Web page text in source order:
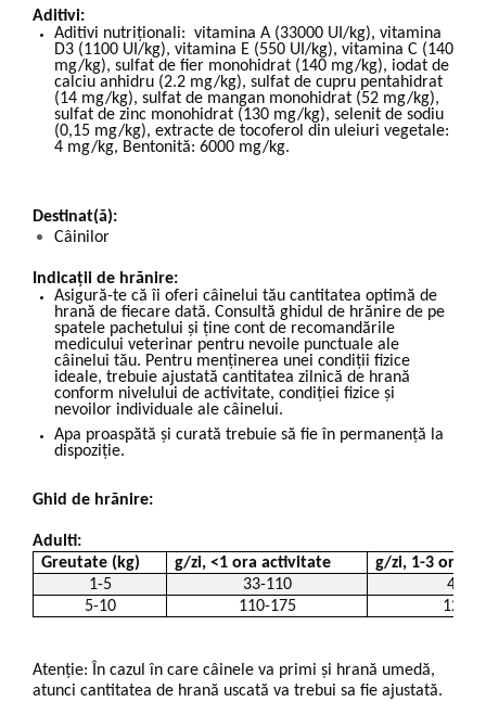
Aditivi:
Aditivi nutriționali: vitamina A (33000 UI/kg), vitamina
D3 (1100 UI/kg), vitamina E (550 UI/kg), vitamina C (140
mg/kg), sulfat de fier monohidrat (140 mg/kg), iodat de
calciu anhidru (2.2 mg/kg), sulfat de cupru pentahidrat
(14 mg/kg), sulfat de mangan monohidrat (52 mg/kg),
sulfat de zinc monohidrat (130 mg/kg), selenit de sodiu
(0,15 mg/kg), extracte de tocoferol din uleiuri vegetale:
4 mg/kg, Bentonită: 6000 mg/kg.
Destinat(ă):
Câinilor
Indicații de hrănire:
Asigură-te că îi oferi câinelui tău cantitatea optimă de
hrană de fiecare dată. Consultă ghidul de hrănire de pe
spatele pachetului și ține cont de recomandările
medicului veterinar pentru nevoile punctuale ale
câinelui tău. Pentru menținerea unei condiții fizice
ideale, trebuie ajustată cantitatea zilnică de hrană
conform nivelului de activitate, condiției fizice și
nevoilor individuale ale câinelui.
Apa proaspătă și curată trebuie să fie în permanență la
dispoziție.
Ghid de hrănire:
Adulti:
Greutate (kg)
g/zi, <1 ora activitate
g/zi, 1-3 ore
1-5
33-110
45-
5-10
110-175 125-
Atenție: În cazul în care câinele va primi și hrană umedă,
atunci cantitatea de hrană uscată va trebui sa fie ajustată.